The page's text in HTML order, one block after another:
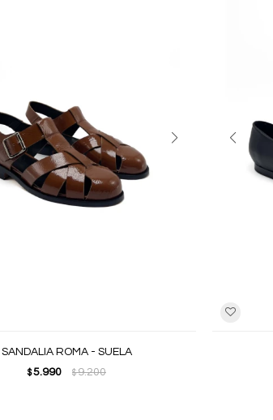
SANDALIA ROMA - SUELA
$5.990 $9.200